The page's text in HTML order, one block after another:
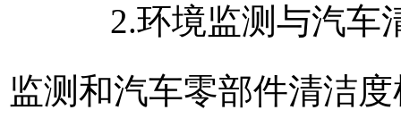
2.环境监测与汽车清
监测和汽车零部件清洁